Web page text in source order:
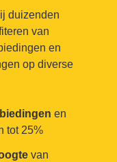
duizenden
van
en
op diverse
en
tot 25%
van